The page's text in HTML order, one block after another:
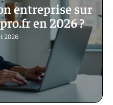
entreprise sur
en 2026 ?
2026